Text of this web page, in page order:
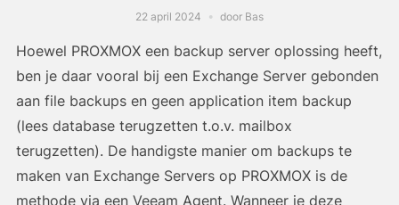
22 april 2024 door Bas
Hoewel PROXMOX een backup server oplossing heeft,
ben je daar vooral bij een Exchange Server gebonden
aan file backups en geen application item backup
(lees database terugzetten t.o.v. mailbox
terugzetten). De handigste manier om backups te
maken van Exchange Servers op PROXMOX is de
methode via een Veeam Agent. Wanneer je deze